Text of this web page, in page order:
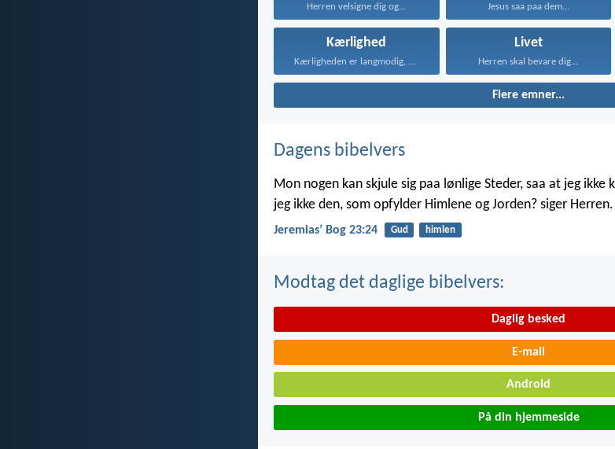
Herren velsigne dig og... Jesus saa paa dem...
Kærlighed
Kærligheden er langmodig, er...
Livet
Herren skal bevare dig...
Flere emner...
Dagens bibelvers
Mon nogen kan skjule sig paa lønlige Steder, saa at jeg ikke
jeg ikke den, som opfylder Himlene og Jorden? siger Herren.
Jeremiasʼ Bog 23:24 Gud himlen
Modtag det daglige bibelvers:
Daglig besked
E-mail
Android
På din hjemmeside